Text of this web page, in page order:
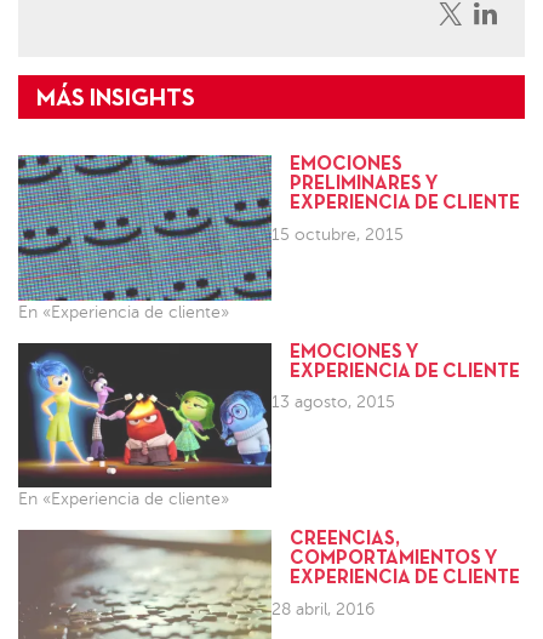
EMOCIONES
PRELIMINARES Y
EXPERIENCIA DE CLIENTE
15 octubre, 2015
En «Experiencia de cliente»
EMOCIONES Y
EXPERIENCIA DE CLIENTE
13 agosto, 2015
En «Experiencia de cliente»
CREENCIAS,
COMPORTAMIENTOS Y
EXPERIENCIA DE CLIENTE
28 abril, 2016